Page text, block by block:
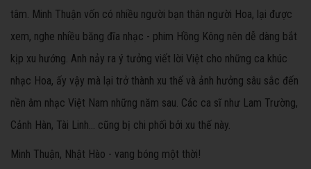
tâm. Minh Thuận vốn có nhiều người bạn thân người Hoa, lại được
xem, nghe nhiều băng đĩa nhạc - phim Hồng Kông nên dễ dàng bắt
kịp xu hướng. Anh nảy ra ý tưởng viết lời Việt cho những ca khúc
nhạc Hoa, ấy vậy mà lại trở thành xu thế và ảnh hưởng sâu sắc đến
nền âm nhạc Việt Nam những năm sau. Các ca sĩ như Lam Trường,
Cảnh Hàn, Tài Linh... cũng bị chi phối bởi xu thế này.
Minh Thuận, Nhật Hào - vang bóng một thời!